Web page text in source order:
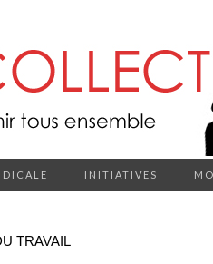
INITIATIVES
TRAVAIL